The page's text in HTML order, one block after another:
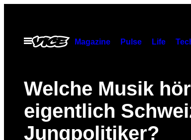
contentOpen
Menu
Magazine Pulse Life
Welche Musik
eigentlich
Jungpolitiker?